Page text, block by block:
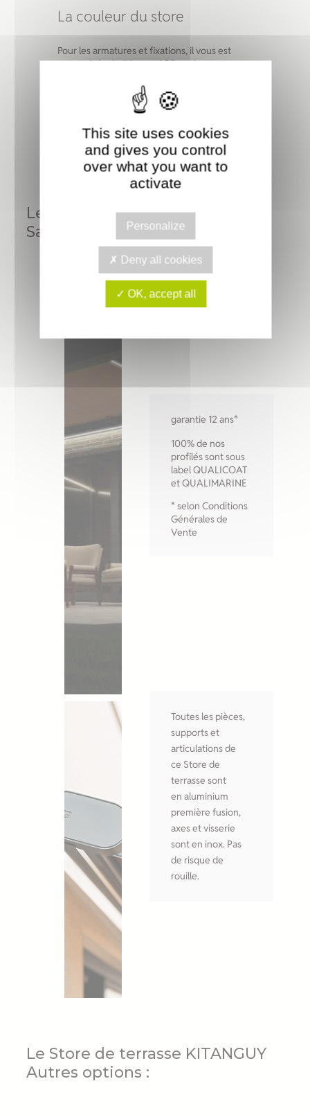
La couleur du store
Pour les armatures et fixations, il vous est
proposé de choisir parmi 90 couleurs
demande. Il est possible d’opter pour un store
bicolore, par exemple avec des bras assortis à
la couleur de la toile.
Armature STORE
Le nuancier 90 couleurs
Le Store de terrasse KITANGUY
Sa qualité:
garantie 12 ans*
100% de nos
profilés sont sous
label QUALICOAT
et QUALIMARINE
* selon Conditions
Générales de
Vente
Toutes les pièces,
supports et
articulations de
ce Store de
terrasse sont
en aluminium
première fusion,
axes et visserie
sont en inox. Pas
de risque de
rouille.
Le Store de terrasse KITANGUY
Autres options :
This site uses cookies
and gives you control
over what you want to
activate
Personalize
Deny all cookies
OK, accept all